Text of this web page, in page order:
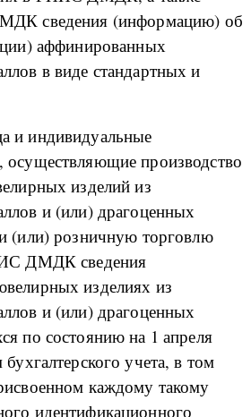
сведения (информацию) об
аффинированных
в виде стандартных и
и индивидуальные
осуществляющие производство
изделий из
и (или) драгоценных
(или) розничную торговлю
ДМДК сведения
изделиях из
и (или) драгоценных
по состоянию на 1 апреля
учета, в том
каждому такому
идентификационного